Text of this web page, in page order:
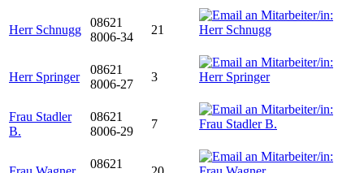
Herr Schnugg
08621
8006-34
21
Herr Springer
08621
8006-27
3
Frau Stadler
B.
08621
8006-29
7
08621